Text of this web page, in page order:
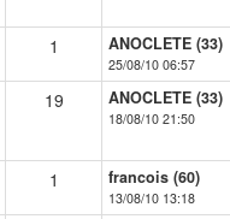
1 ANOCLETE (33)
25/08/10 06:57
19 ANOCLETE (33)
18/08/10 21:50
1 francois (60)
13/08/10 13:18